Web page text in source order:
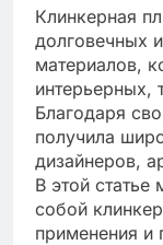
Клинкерная
долговечных
материалов,
интерьерных,
Благодаря
получила
дизайнеров,
В этой
собой
применения и